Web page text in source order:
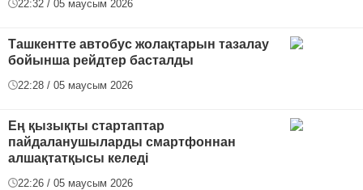
22:32 / 05 маусым 2026
Ташкентте автобус жолақтарын тазалау
бойынша рейдтер басталды
22:28 / 05 маусым 2026
Ең қызықты стартаптар
пайдаланушыларды смартфоннан
алшақтатқысы келеді
22:26 / 05 маусым 2026